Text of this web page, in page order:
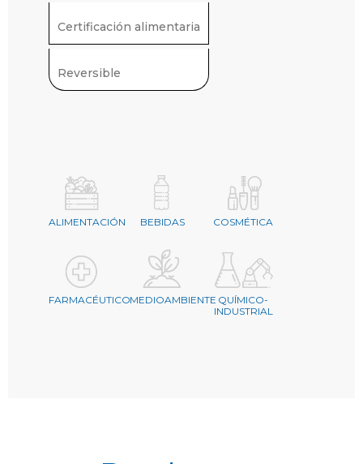
Certificación alimentaria
Reversible
ALIMENTACIÓN BEBIDAS COSMÉTICA
FARMACÉUTICOMEDIOAMBIENTE QUÍMICO-
INDUSTRIAL